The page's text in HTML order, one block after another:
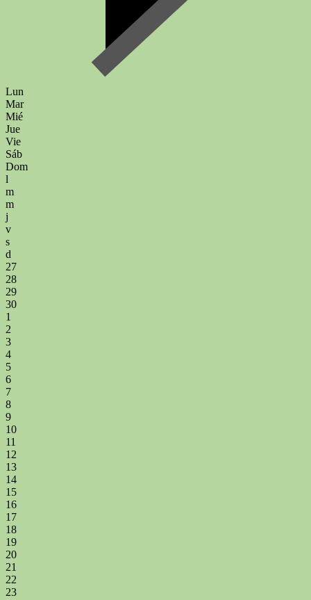
Lun
Mar
Mié
Jue
Vie
Sáb
Dom
l
m
m
j
v
s
d
27
28
29
30
1
2
3
4
5
6
7
8
9
10
11
12
13
14
15
16
17
18
19
20
21
22
23